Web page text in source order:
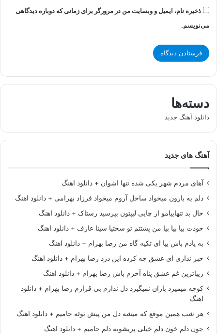
ذخیره نام، ایمیل و وبسایت من در مرورگر برای زمانی که دوباره دیدگاهی
می‌نویسم.
دسته‌ها
دانلود آهنگ جدید
آهنگ های جدید
آهای مردم شهر یکی شده تنها اشوان + دانلود اهنگ
دلم یه بارون میخواد ساحل آروم میخواد فرزاد بهرامی + دانلود اهنگ
حال بد تنهاییامو از چایی لیپتون بپرسید رستاک + دانلود اهنگ
خودت بیا بیا بیا من پشتتم تو سختیا سینا عارف + دانلود اهنگ
به یادم باش بیا ای تکیه گاه من رضا بهرام + دانلود اهنگ
خبر نداری ای عشق چه کرده این درد رضا بهرام + دانلود اهنگ
زیباترین غم عشق پناه آخرم باش رضا بهرام + دانلود اهنگ
کوچه میمیرد باران نمیگیرد دل ندارم بی قرارم رضا بهرام + دانلود
اهنگ
هر شب همین موقع که میشه دل من پیش توئه حامیم + دانلود اهنگ
جون دلم خون دلم خیلی پریشونه دلم حامیم + دانلود اهنگ